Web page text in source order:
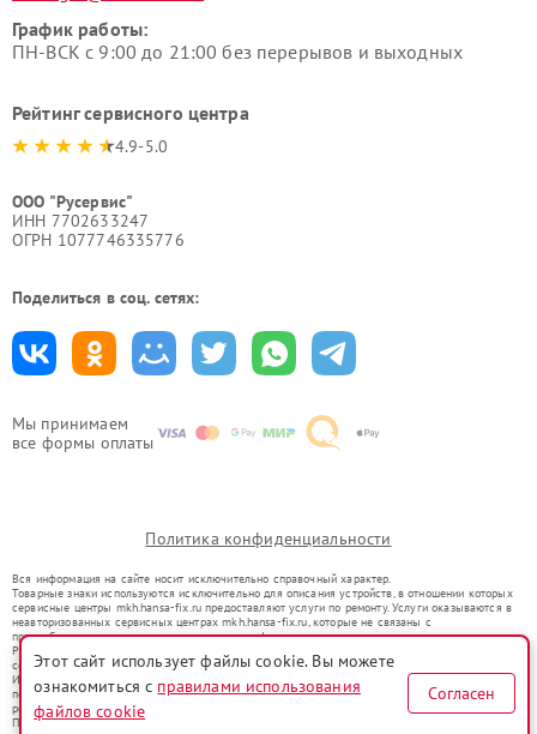
Мы принимаем
все формы оплаты
График работы:
ПН-ВСК с 9:00 до 21:00 без перерывов и выходных
Рейтинг сервисного центра
4.9-5.0
ООО "Русервис"
ИНН 7702633247
ОГРН 1077746335776
Поделиться в соц. сетях:
Политика конфиденциальности
Вся информация на сайте носит исключительно справочный характер.
Товарные знаки используются исключительно для описания устройств, в отношении которых
сервисные центры mkh.hansa-fix.ru предоставляют услуги по ремонту. Услуги оказываются в
неавторизованных сервисных центрах mkh.hansa-fix.ru, которые не связаны с
правообладателями товарных знаков или их официальными представителями.
Ремонт осуществляется для устройств, уже введенных в гражданский оборот в соответствии
со статьей 1487 ГК РФ.
Использование товарных знаков не преследует цели индивидуализации услуг или введения
потребителей в заблуждение, а служит для информирования о предоставляемых услугах по
ремонту техники указанных брендов.
Представленная на сайте информация не является публичной офертой, определяемой
Этот сайт использует файлы cookie. Вы можете
ознакомиться с правилами использования
файлов cookie
Согласен